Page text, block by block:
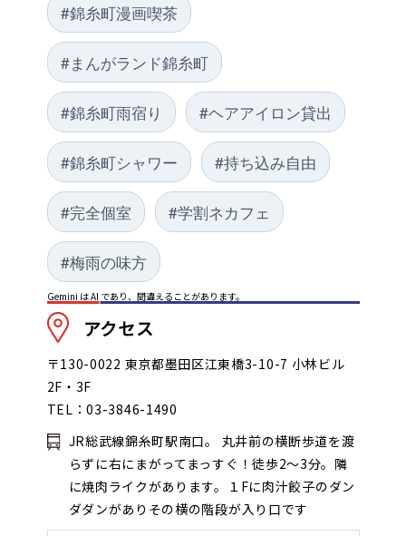
#錦糸町漫画喫茶
#まんがランド錦糸町
#錦糸町雨宿り #ヘアアイロン貸出
#錦糸町シャワー #持ち込み自由
#完全個室 #学割ネカフェ
#梅雨の味方
Gemini は AI であり、間違えることがあります。
アクセス
〒130-0022 東京都墨田区江東橋3-10-7 小林ビル
2F・3F
TEL：03-3846-1490
JR総武線錦糸町駅南口。 丸井前の横断歩道を渡
らずに右にまがってまっすぐ！徒歩2～3分。隣
に焼肉ライクがあります。１Fに肉汁餃子のダン
ダダンがありその横の階段が入り口です